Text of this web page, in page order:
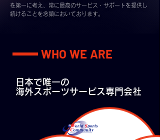
を第一に考え、常に最高のサービス・サポートを提供し
続けることを念頭においております。
WHO WE ARE
日本で唯一の
海外スポーツサービス専門会社